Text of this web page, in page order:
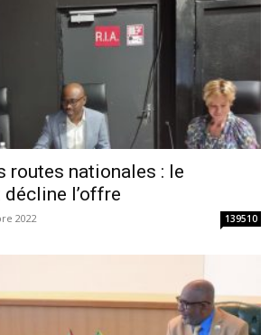
routes nationales : le
l’offre
2022 139510